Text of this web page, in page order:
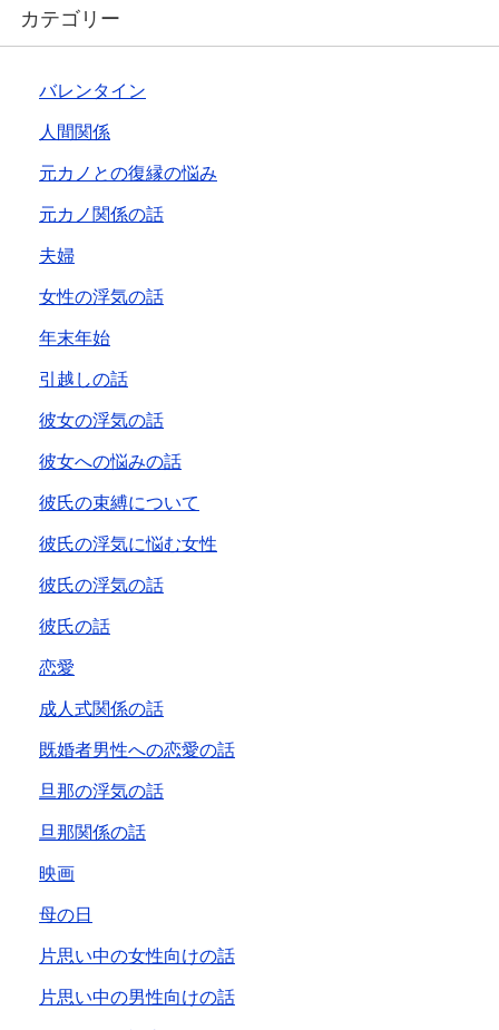
カテゴリー
バレンタイン
人間関係
元カノとの復縁の悩み
元カノ関係の話
夫婦
女性の浮気の話
年末年始
引越しの話
彼女の浮気の話
彼女への悩みの話
彼氏の束縛について
彼氏の浮気に悩む女性
彼氏の浮気の話
彼氏の話
恋愛
成人式関係の話
既婚者男性への恋愛の話
旦那の浮気の話
旦那関係の話
映画
母の日
片思い中の女性向けの話
片思い中の男性向けの話